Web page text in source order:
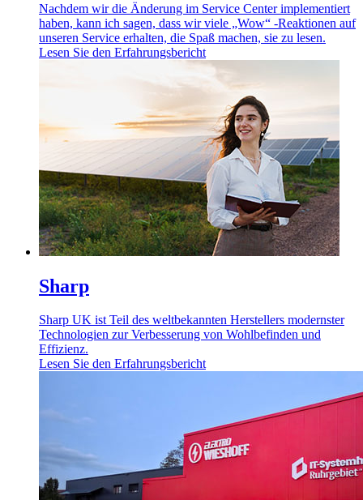
Nachdem wir die Änderung im Service Center implementiert
haben, kann ich sagen, dass wir viele „Wow“ -Reaktionen auf
unseren Service erhalten, die Spaß machen, sie zu lesen.
Lesen Sie den Erfahrungsbericht
Sharp
Sharp UK ist Teil des weltbekannten Herstellers modernster
Technologien zur Verbesserung von Wohlbefinden und
Effizienz.
Lesen Sie den Erfahrungsbericht